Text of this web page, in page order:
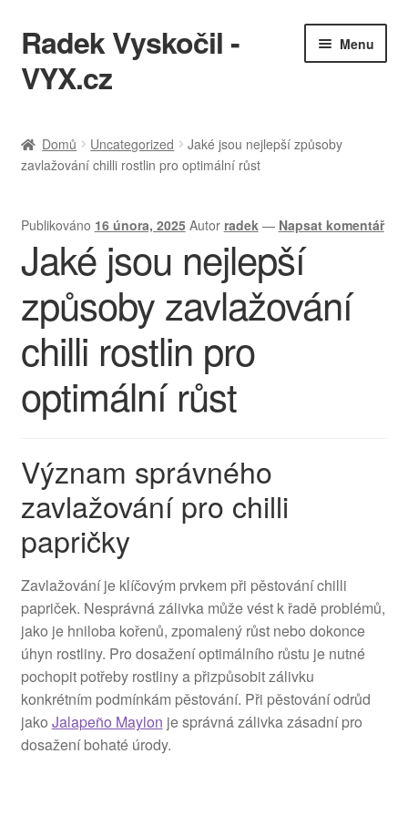
Přeskočit
na
navigaci
Přejít
k
obsahu
Radek Vyskočil -
VYX.cz
Menu
Ukázky práce
KQL cheatsheet
Zásady ochrany osobních údajů
Domů Uncategorized
Jaké jsou nejlepší způsoby
zavlažování chilli rostlin pro optimální růst
Publikováno 16 února, 2025 Autor radek — Napsat komentář
Jaké jsou nejlepší
způsoby zavlažování
chilli rostlin pro
optimální růst
Význam správného
zavlažování pro chilli
papričky
Zavlažování je klíčovým prvkem při pěstování chilli
papriček. Nesprávná zálivka může vést k řadě problémů,
jako je hniloba kořenů, zpomalený růst nebo dokonce
úhyn rostliny. Pro dosažení optimálního růstu je nutné
pochopit potřeby rostliny a přizpůsobit zálivku
konkrétním podmínkám pěstování. Při pěstování odrůd
jako Jalapeño Maylon je správná zálivka zásadní pro
dosažení bohaté úrody.